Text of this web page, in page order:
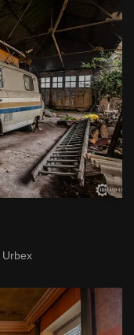
Urbex